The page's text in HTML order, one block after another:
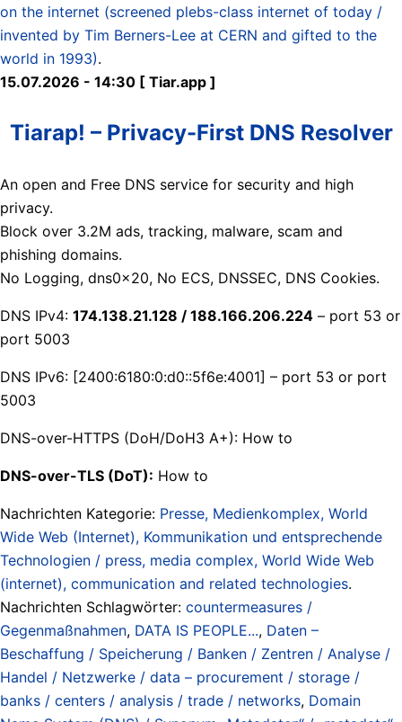
on the internet (screened plebs-class internet of today /
invented by Tim Berners-Lee at CERN and gifted to the
world in 1993).
15.07.2026 - 14:30 [ Tiar.app ]
Tiarap! – Privacy-First DNS Resolver
An open and Free DNS service for security and high
privacy.
Block over 3.2M ads, tracking, malware, scam and
phishing domains.
No Logging, dns0x20, No ECS, DNSSEC, DNS Cookies.
DNS IPv4: 174.138.21.128 / 188.166.206.224 – port 53 or
port 5003
DNS IPv6: [2400:6180:0:d0::5f6e:4001] – port 53 or port
5003
DNS-over-HTTPS (DoH/DoH3 A+): How to
DNS-over-TLS (DoT): How to
Nachrichten Kategorie: Presse, Medienkomplex, World
Wide Web (Internet), Kommunikation und entsprechende
Technologien / press, media complex, World Wide Web
(internet), communication and related technologies.
Nachrichten Schlagwörter: countermeasures /
Gegenmaßnahmen, DATA IS PEOPLE..., Daten –
Beschaffung / Speicherung / Banken / Zentren / Analyse /
Handel / Netzwerke / data – procurement / storage /
banks / centers / analysis / trade / networks, Domain